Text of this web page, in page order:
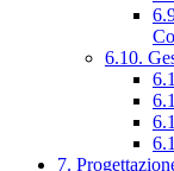
6.10.
7.